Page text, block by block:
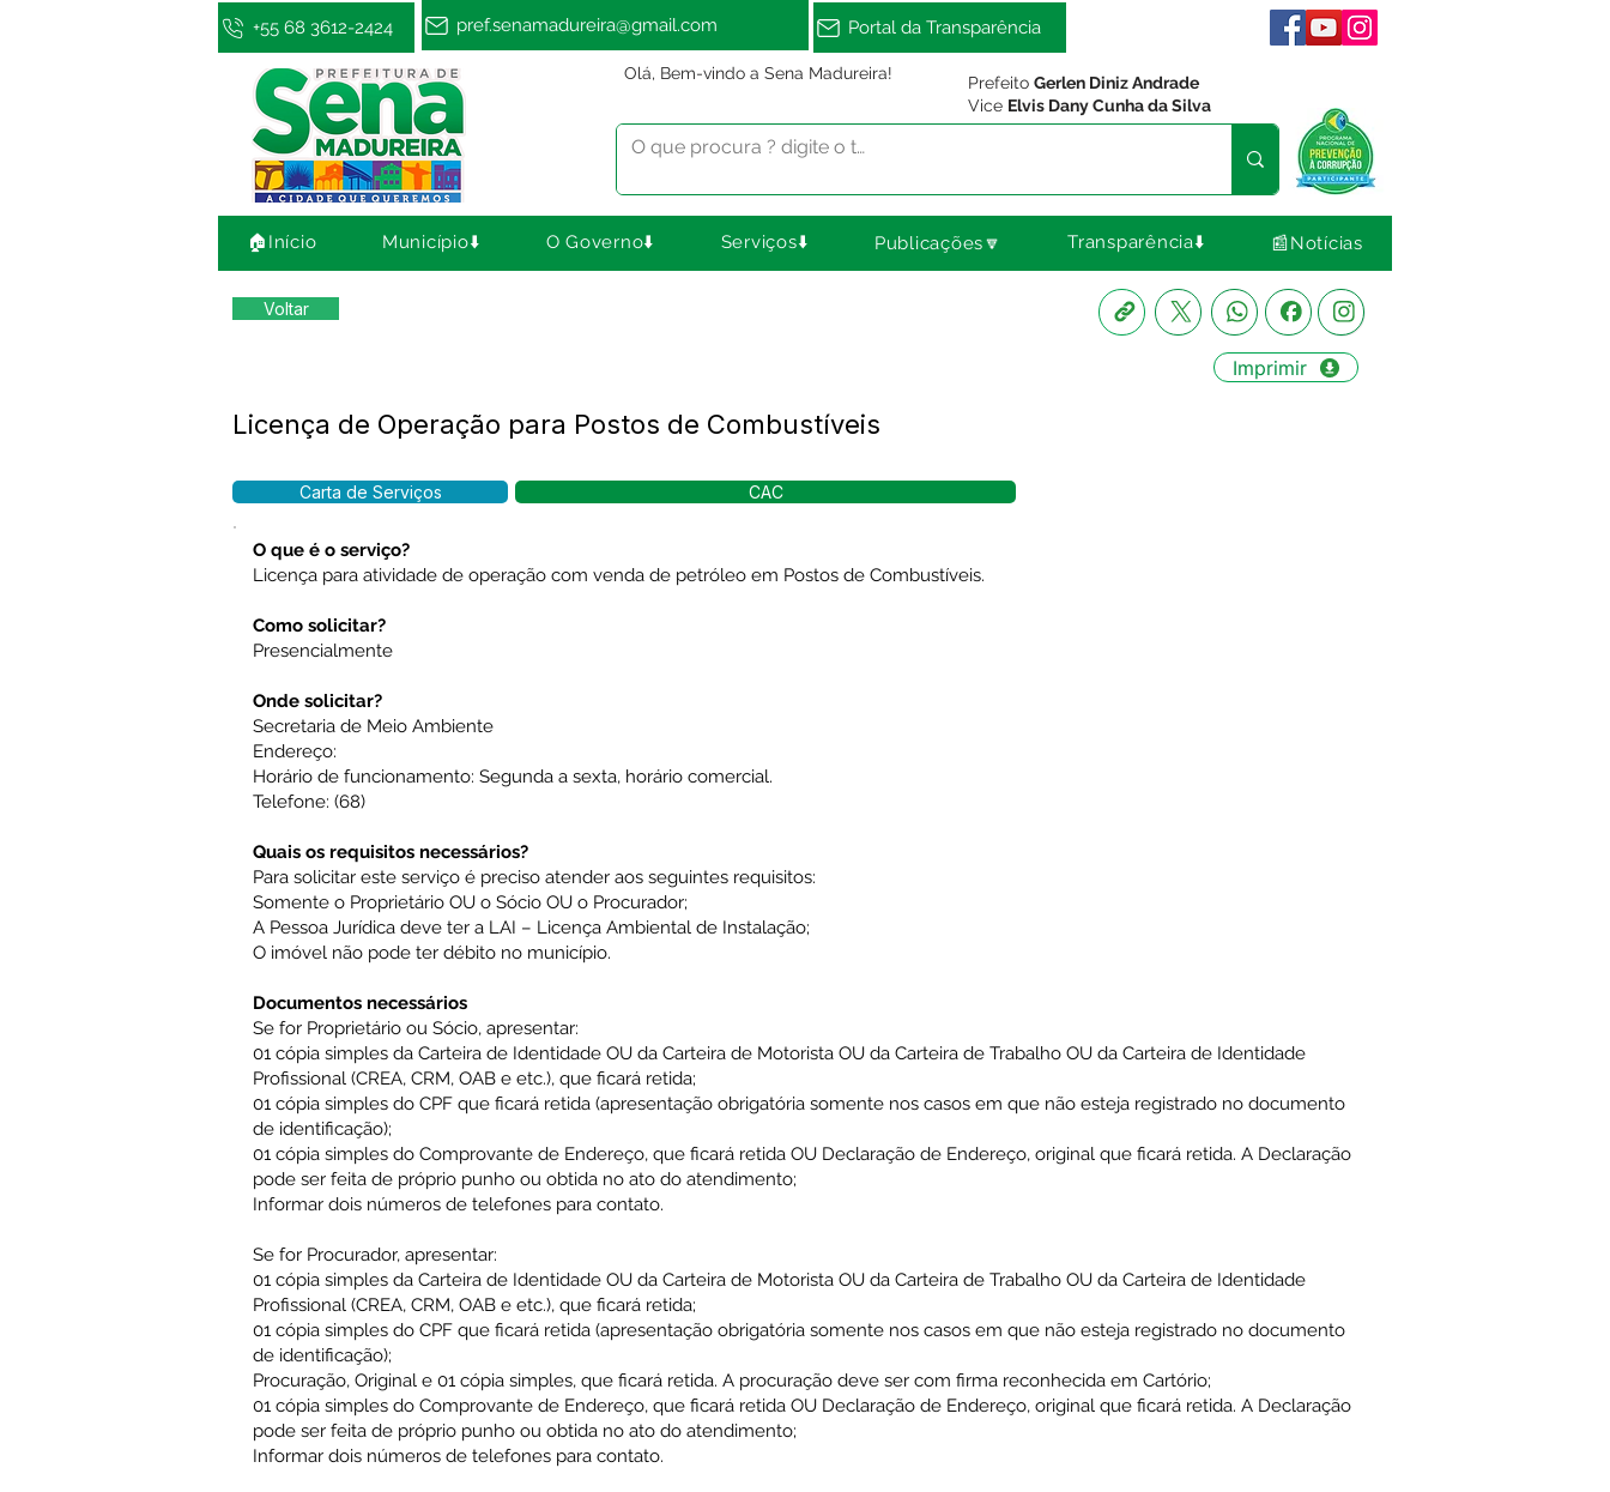
+55 68 3612-2424 pref.senamadureira@gmail.com Portal da Transparência
Olá, Bem-vindo a Sena Madureira! Prefeito Gerlen Diniz Andrade
Vice Elvis Dany Cunha da Silva
🏠Início Município⬇️ O Governo⬇️ Serviços⬇️ Publicações🔽 Transparência⬇️ 📰Notícias
Voltar
Imprimir
Licença de Operação para Postos de Combustíveis
Carta de Serviços CAC
O que é o serviço?
Licença para atividade de operação com venda de petróleo em Postos de Combustíveis.
Como solicitar?
Presencialmente
Onde solicitar?
Secretaria de Meio Ambiente
Endereço:
Horário de funcionamento: Segunda a sexta, horário comercial.
Telefone: (68)
Quais os requisitos necessários?
Para solicitar este serviço é preciso atender aos seguintes requisitos:
Somente o Proprietário OU o Sócio OU o Procurador;
A Pessoa Jurídica deve ter a LAI – Licença Ambiental de Instalação;
O imóvel não pode ter débito no município.
Documentos necessários
Se for Proprietário ou Sócio, apresentar:
01 cópia simples da Carteira de Identidade OU da Carteira de Motorista OU da Carteira de Trabalho OU da Carteira de Identidade
Profissional (CREA, CRM, OAB e etc.), que ficará retida;
01 cópia simples do CPF que ficará retida (apresentação obrigatória somente nos casos em que não esteja registrado no documento
de identificação);
01 cópia simples do Comprovante de Endereço, que ficará retida OU Declaração de Endereço, original que ficará retida. A Declaração
pode ser feita de próprio punho ou obtida no ato do atendimento;
Informar dois números de telefones para contato.
Se for Procurador, apresentar:
01 cópia simples da Carteira de Identidade OU da Carteira de Motorista OU da Carteira de Trabalho OU da Carteira de Identidade
Profissional (CREA, CRM, OAB e etc.), que ficará retida;
01 cópia simples do CPF que ficará retida (apresentação obrigatória somente nos casos em que não esteja registrado no documento
de identificação);
Procuração, Original e 01 cópia simples, que ficará retida. A procuração deve ser com firma reconhecida em Cartório;
01 cópia simples do Comprovante de Endereço, que ficará retida OU Declaração de Endereço, original que ficará retida. A Declaração
pode ser feita de próprio punho ou obtida no ato do atendimento;
Informar dois números de telefones para contato.